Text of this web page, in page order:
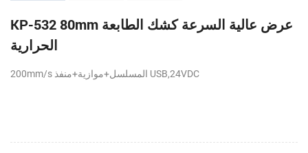
KP-532 80mm عرض عالية السرعة كشك الطابعة
الحرارية
200mm/s المسلسل+موازية+منفذ USB,24VDC